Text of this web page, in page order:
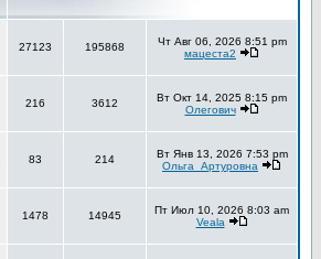
27123 195868
Чт Авг 06, 2026 8:51 pm
мацеста2
216 3612
Вт Окт 14, 2025 8:15 pm
Олегович
83 214
Вт Янв 13, 2026 7:53 pm
Ольга_Артуровна
1478 14945
Пт Июл 10, 2026 8:03 am
Veala